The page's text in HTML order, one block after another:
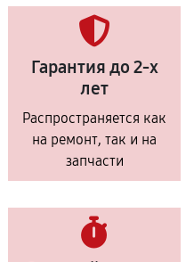
Гарантия до 2-х
лет
Распространяется как
на ремонт, так и на
запчасти